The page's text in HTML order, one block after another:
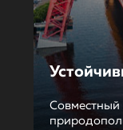
Совместный